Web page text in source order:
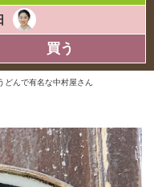
買う
どんで有名な中村屋さん